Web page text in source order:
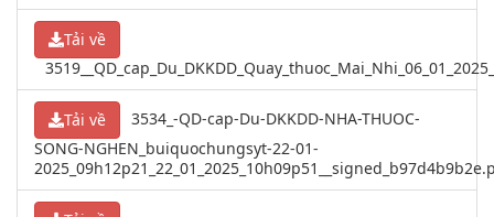
Tải về
Tải về
3534_-QD-cap-Du-DKKDD-NHA-THUOC-
SONG-NGHEN_buiquochungsyt-22-01-